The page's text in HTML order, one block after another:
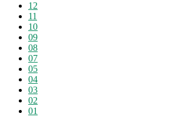
12
11
10
09
08
07
05
04
03
02
01